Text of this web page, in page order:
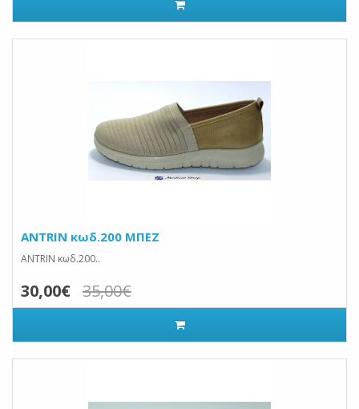
ANTRIN κωδ.200 ΜΠΕΖ
ANTRIN κωδ.200..
30,00€ 35,00€